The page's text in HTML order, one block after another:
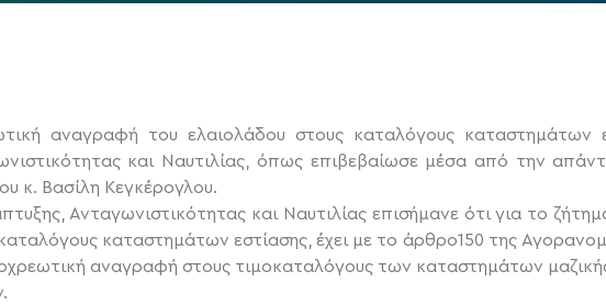
αναγραφή του ελαιολάδου στους καταλόγους καταστημάτων
και Ναυτιλίας, όπως επιβεβαίωσε μέσα από την
κ. Βασίλη Κεγκέρογλου.
Ανταγωνιστικότητας και Ναυτιλίας επισήμανε ότι για το
καταστημάτων εστίασης, έχει με το άρθρο150 της
αναγραφή στους τιμοκαταλόγους των καταστημάτων